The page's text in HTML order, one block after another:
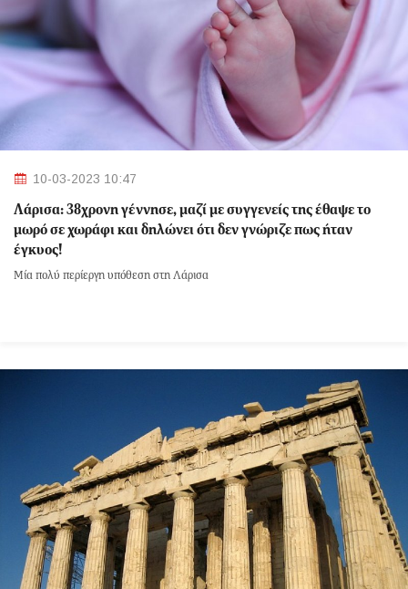
10-03-2023 10:47
Λάρισα: 38χρονη γέννησε, μαζί με συγγενείς της έθαψε το
μωρό σε χωράφι και δηλώνει ότι δεν γνώριζε πως ήταν
έγκυος!
Μία πολύ περίεργη υπόθεση στη Λάρισα